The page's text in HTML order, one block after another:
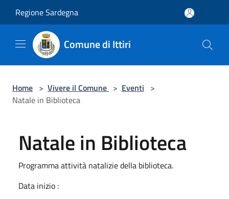
Regione Sardegna
Comune di Ittiri
Home > Vivere il Comune > Eventi >
Natale in Biblioteca
Natale in Biblioteca
Programma attività natalizie della biblioteca.
Data inizio :